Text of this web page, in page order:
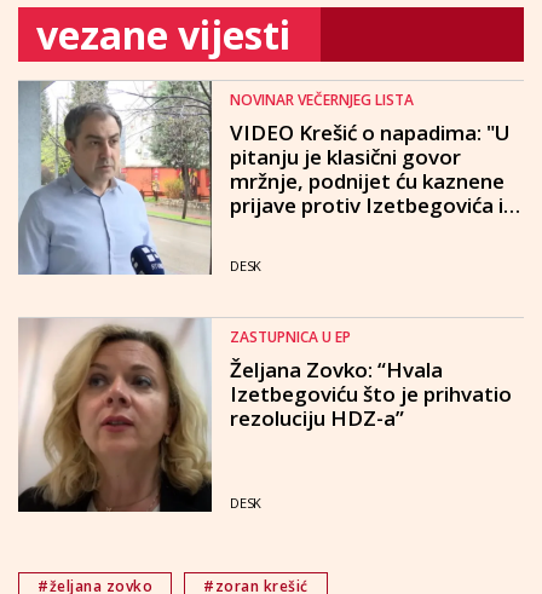
vezane vijesti
NOVINAR VEČERNJEG LISTA
VIDEO Krešić o napadima: "U
pitanju je klasični govor
mržnje, podnijet ću kaznene
prijave protiv Izetbegovića i
DESK
ZASTUPNICA U EP
Željana Zovko: “Hvala
Izetbegoviću što je prihvatio
rezoluciju HDZ-a”
DESK
#željana zovko
#zoran krešić